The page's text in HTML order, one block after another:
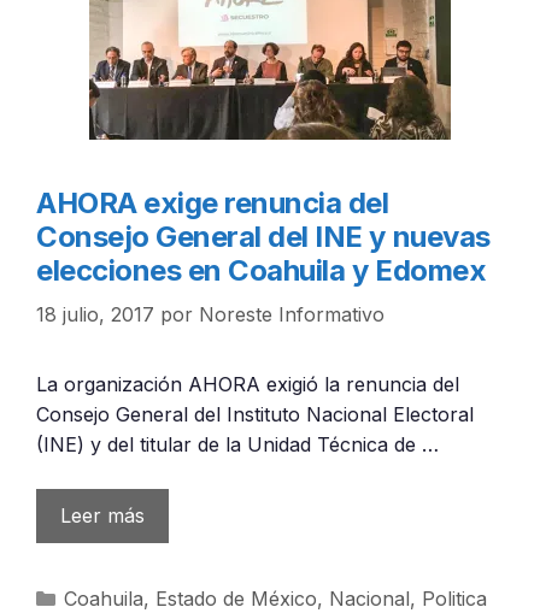
AHORA exige renuncia del
Consejo General del INE y nuevas
elecciones en Coahuila y Edomex
18 julio, 2017 por Noreste Informativo
La organización AHORA exigió la renuncia del
Consejo General del Instituto Nacional Electoral
(INE) y del titular de la Unidad Técnica de …
Leer más
Categorías
Coahuila, Estado de México, Nacional, Politica